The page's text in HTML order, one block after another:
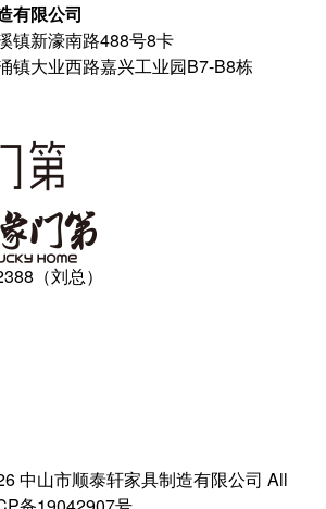
有限公司
镇新濠南路488号8卡
镇大业西路嘉兴工业园B7-B8栋
（刘总）
中山市顺泰轩家具制造有限公司 All